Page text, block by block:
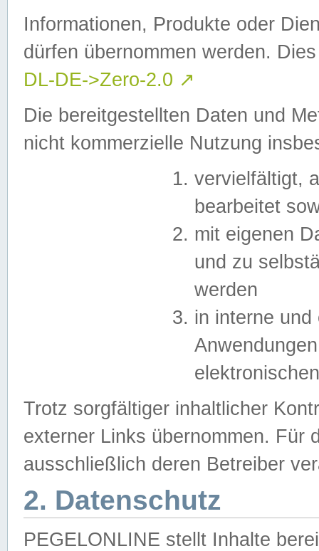
Informationen, Produkte oder
dürfen übernommen werden.
DL-DE->Zero-2.0 ↗
Die bereitgestellten Daten und
nicht kommerzielle Nutzung
vervielfältigt,
bearbeitet
mit eigenen
und zu
werden
in interne
Trotz sorgfältiger inhaltlicher
externer Links übernommen. Für
ausschließlich deren Betreiber
2. Datenschutz
PEGELONLINE stellt Inhalte